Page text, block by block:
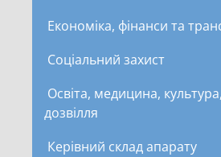
Економіка, фінанси та
Соціальний захист
Освіта, медицина,
дозвілля
Керівний склад апарату